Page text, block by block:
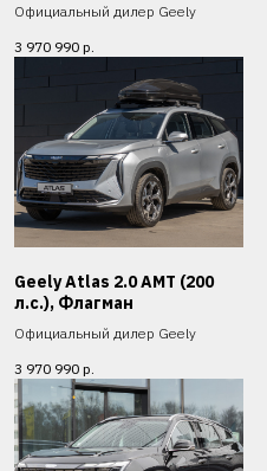
Официальный дилер Geely
3 970 990 р.
Geely Atlas 2.0 AMT (200
л.с.), Флагман
Официальный дилер Geely
3 970 990 р.